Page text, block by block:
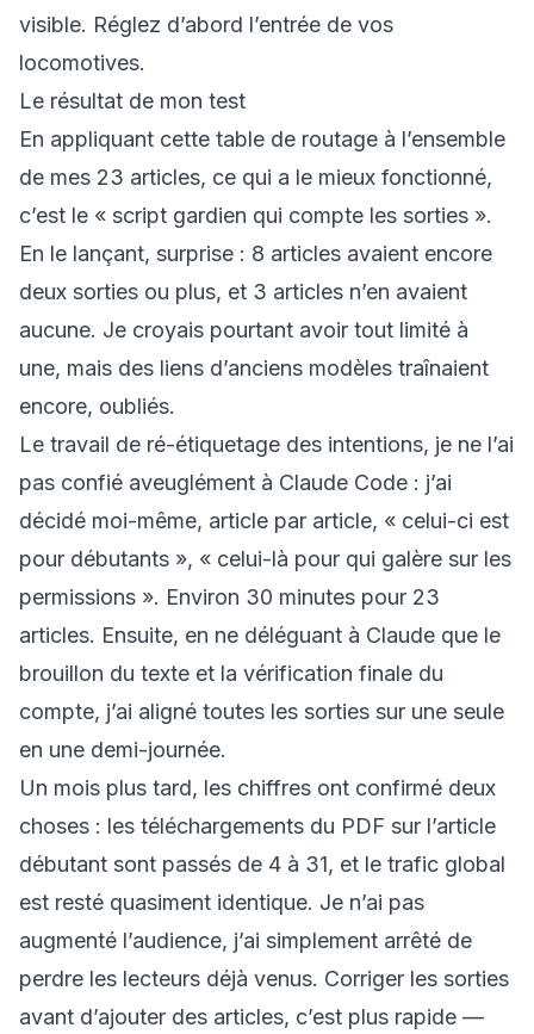
visible. Réglez d’abord l’entrée de vos
locomotives.
Le résultat de mon test
En appliquant cette table de routage à l’ensemble
de mes 23 articles, ce qui a le mieux fonctionné,
c’est le « script gardien qui compte les sorties ».
En le lançant, surprise : 8 articles avaient encore
deux sorties ou plus, et 3 articles n’en avaient
aucune. Je croyais pourtant avoir tout limité à
une, mais des liens d’anciens modèles traînaient
encore, oubliés.
Le travail de ré-étiquetage des intentions, je ne l’ai
pas confié aveuglément à Claude Code : j’ai
décidé moi-même, article par article, « celui-ci est
pour débutants », « celui-là pour qui galère sur les
permissions ». Environ 30 minutes pour 23
articles. Ensuite, en ne déléguant à Claude que le
brouillon du texte et la vérification finale du
compte, j’ai aligné toutes les sorties sur une seule
en une demi-journée.
Un mois plus tard, les chiffres ont confirmé deux
choses : les téléchargements du PDF sur l’article
débutant sont passés de 4 à 31, et le trafic global
est resté quasiment identique. Je n’ai pas
augmenté l’audience, j’ai simplement arrêté de
perdre les lecteurs déjà venus. Corriger les sorties
avant d’ajouter des articles, c’est plus rapide —